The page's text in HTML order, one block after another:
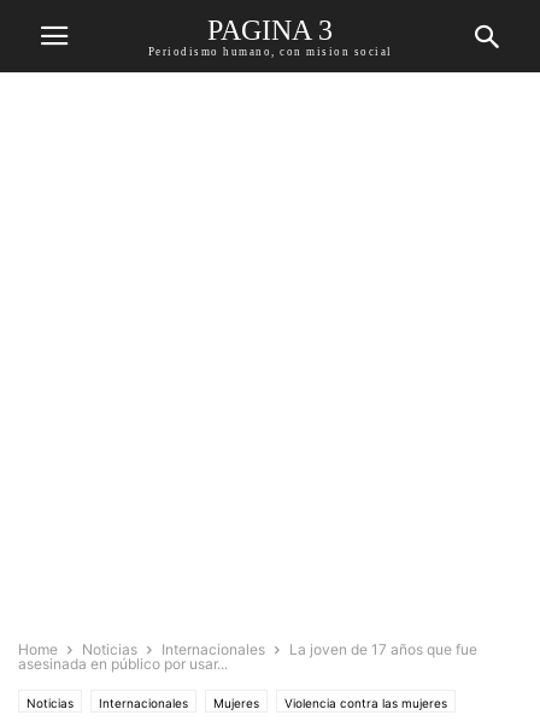
PAGINA 3
Periodismo humano, con mision social
Home Noticias Internacionales
La joven de 17 años que fue
asesinada en público por usar...
Noticias Internacionales Mujeres Violencia contra las mujeres